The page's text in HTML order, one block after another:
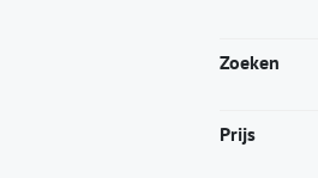
Zoeken
Prijs